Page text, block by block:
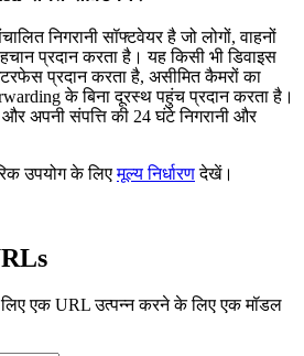
निगरानी सॉफ्टवेयर है जो लोगों, वाहनों
प्रदान करता है। यह किसी भी डिवाइस
प्रदान करता है, असीमित कैमरों का
के बिना दूरस्थ पहुंच प्रदान करता है।
अपनी संपत्ति की 24 घंटे निगरानी और
उपयोग के लिएमूल्य निर्धारणदेखें।
एक URL उत्पन्न करने के लिए एक मॉडल